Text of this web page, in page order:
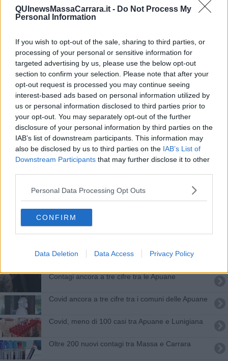
QUInewsMassaCarrara.it - Do Not Process My
Personal Information
If you wish to opt-out of the sale, sharing to third parties, or
processing of your personal or sensitive information for
targeted advertising by us, please use the below opt-out
section to confirm your selection. Please note that after your
opt-out request is processed you may continue seeing
interest-based ads based on personal information utilized by
us or personal information disclosed to third parties prior to
your opt-out. You may separately opt-out of the further
disclosure of your personal information by third parties on the
IAB’s list of downstream participants. This information may
also be disclosed by us to third parties on the IAB’s List of
Downstream Participants that may further disclose it to other
Personal Data Processing Opt Outs
CONFIRM
Data Deletion Data Access Privacy Policy
Il virus infetta ancora, 11 casi a Massa e Carrara
Nella zona Apuana 14 nuovi positivi
Covid, 39 contagi tra Apuane e Lunigiana
Elezioni provinciali, sfida Lorenzetti-Mastrini
Due pregiudicati finiscono in carcere in poche ore
Covid, 65 positivi tra Apuane e Lunigiana
Covid, ancora 2 vittime tra Apuane e Lunigiana
Tpl in crisi Covid alla prova del rientro a scuola
Covid, 1 morto e 766 casi tra Apuane e Lunigiana
Bus in crisi Covid, 71 corse soppresse
Contagi ancora a tre cifre tra le Apuane
Covid ancora a tre cifre tra i comuni delle Apuane
Covid, meno di 100 casi tra Apuane e Lunigiana
Oltre 200 nuovi contagi tra Massa e Carrara